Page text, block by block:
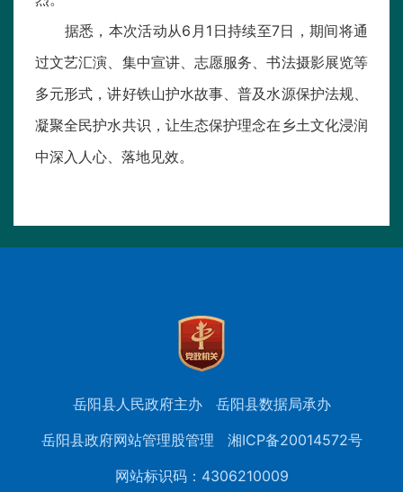
据悉，本次活动从6月1日持续至7日，期间将通
过文艺汇演、集中宣讲、志愿服务、书法摄影展览等
多元形式，讲好铁山护水故事、普及水源保护法规、
凝聚全民护水共识，让生态保护理念在乡土文化浸润
中深入人心、落地见效。
岳阳县人民政府主办
岳阳县数据局承办
岳阳县政府网站管理股管理
湘ICP备20014572号
网站标识码：4306210009